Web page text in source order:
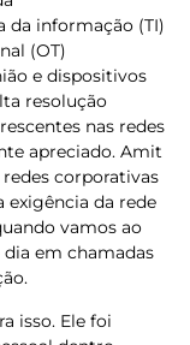
da informação (TI)
(OT)
e dispositivos
resolução
nas redes
apreciado. Amit
corporativas
exigência da rede
vamos ao
em chamadas
isso. Ele foi